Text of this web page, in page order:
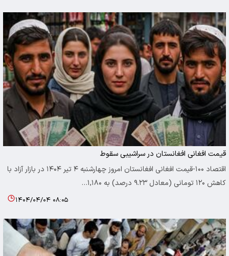
قیمت افغانی افغانستان در سراشیبی سقوط
اقتصاد ۱۰۰-قیمت افغانی افغانستان امروز چهارشنبه ۴ تیر ۱۴۰۴ در بازار آزاد با
کاهش ۱۲۰ تومانی (معادل ۹.۲۳ درصد) به ۱,۱۸۰…
۱۴۰۴/۰۴/۰۴ ۰۸:۰۵